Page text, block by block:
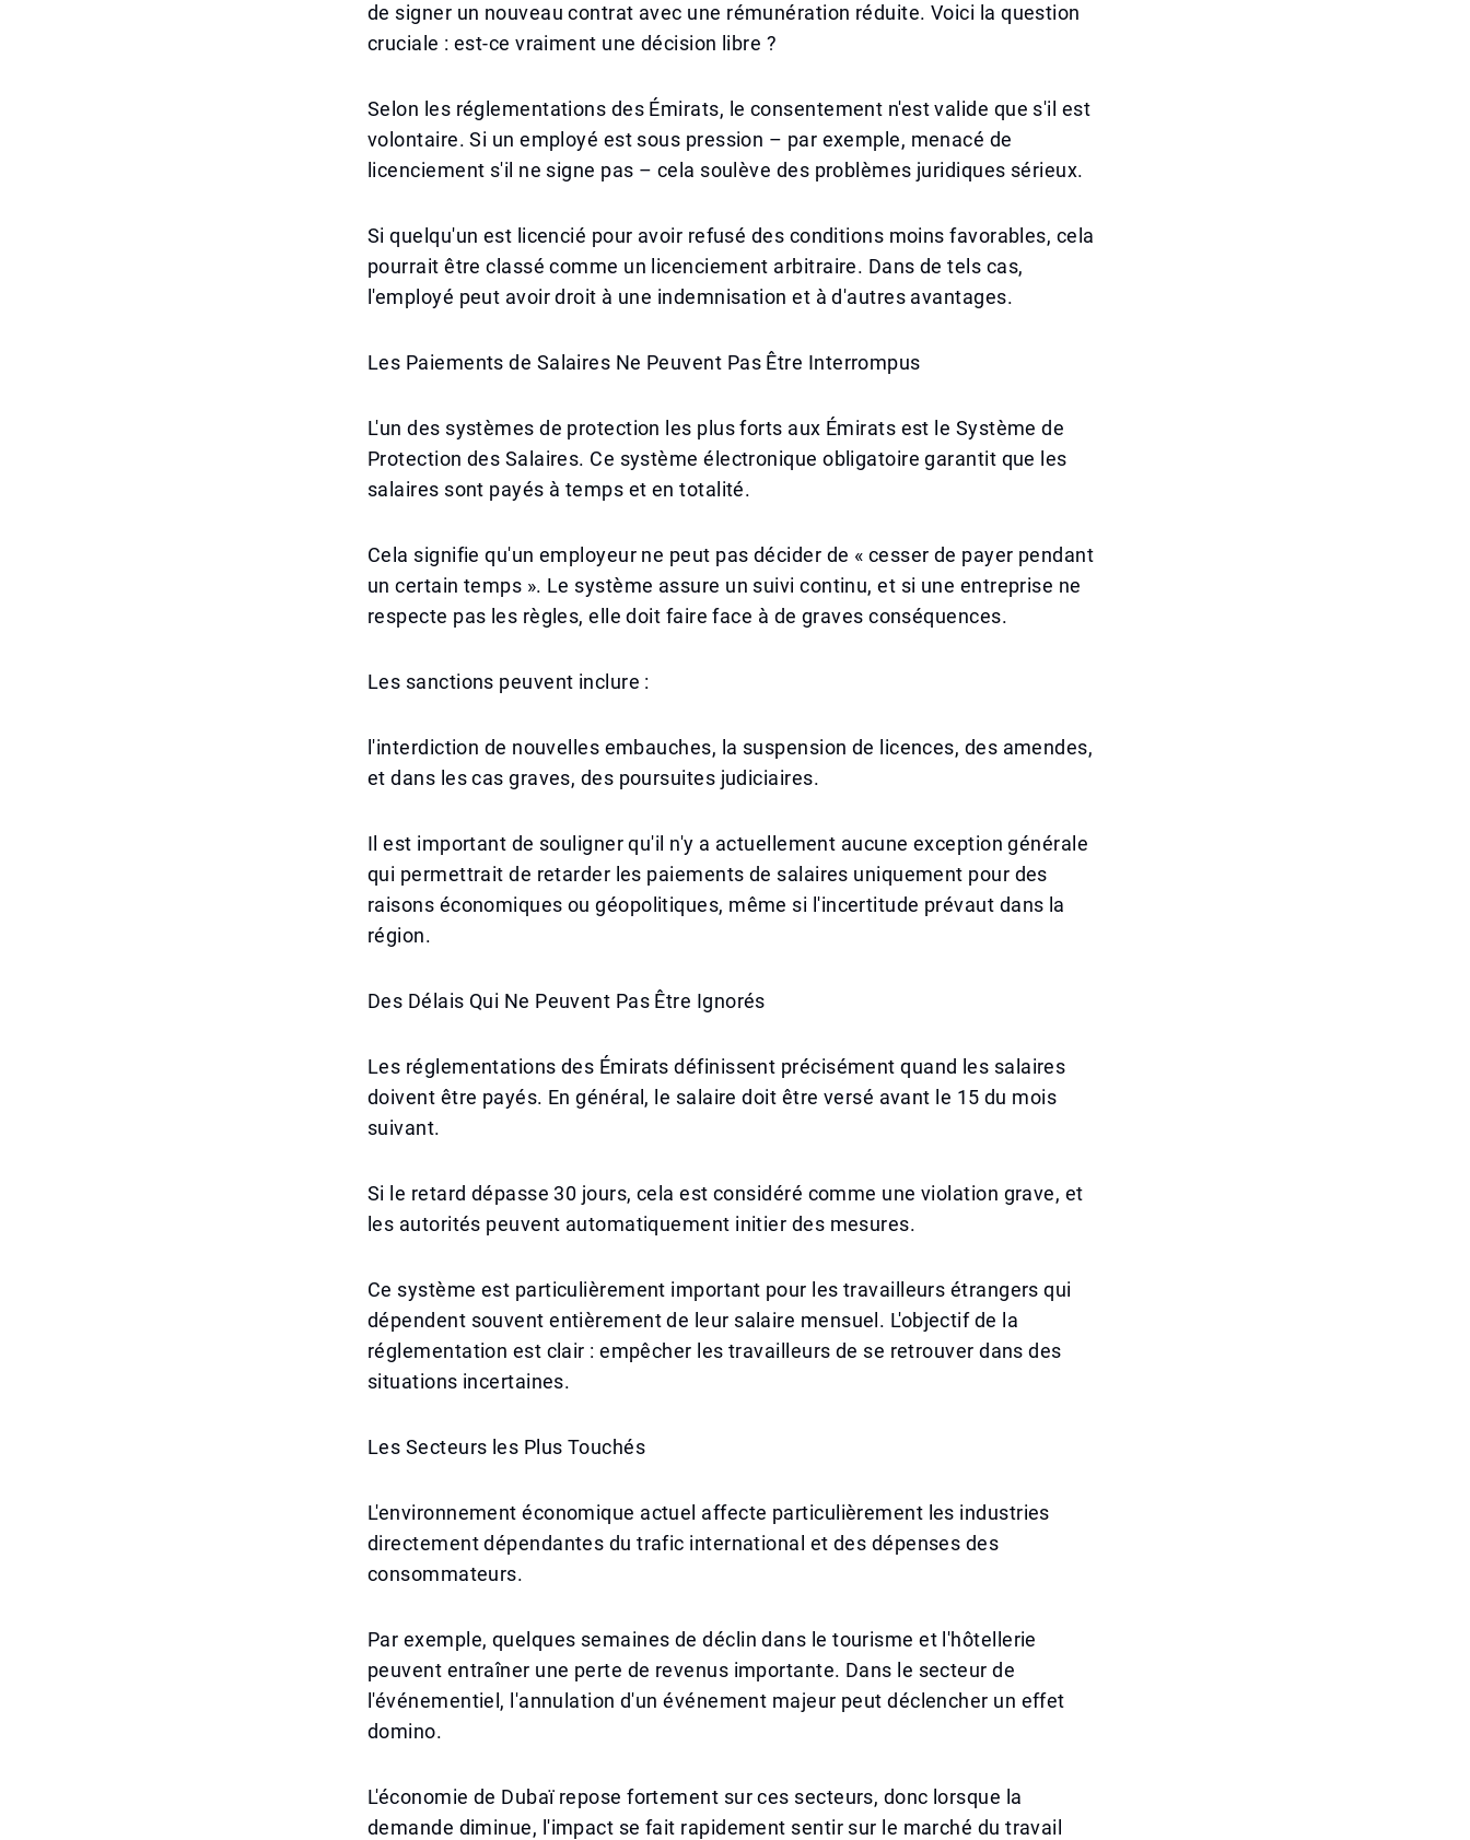
de signer un nouveau contrat avec une rémunération réduite. Voici la question
cruciale : est-ce vraiment une décision libre ?
Selon les réglementations des Émirats, le consentement n'est valide que s'il est
volontaire. Si un employé est sous pression – par exemple, menacé de
licenciement s'il ne signe pas – cela soulève des problèmes juridiques sérieux.
Si quelqu'un est licencié pour avoir refusé des conditions moins favorables, cela
pourrait être classé comme un licenciement arbitraire. Dans de tels cas,
l'employé peut avoir droit à une indemnisation et à d'autres avantages.
Les Paiements de Salaires Ne Peuvent Pas Être Interrompus
L'un des systèmes de protection les plus forts aux Émirats est le Système de
Protection des Salaires. Ce système électronique obligatoire garantit que les
salaires sont payés à temps et en totalité.
Cela signifie qu'un employeur ne peut pas décider de « cesser de payer pendant
un certain temps ». Le système assure un suivi continu, et si une entreprise ne
respecte pas les règles, elle doit faire face à de graves conséquences.
Les sanctions peuvent inclure :
l'interdiction de nouvelles embauches, la suspension de licences, des amendes,
et dans les cas graves, des poursuites judiciaires.
Il est important de souligner qu'il n'y a actuellement aucune exception générale
qui permettrait de retarder les paiements de salaires uniquement pour des
raisons économiques ou géopolitiques, même si l'incertitude prévaut dans la
région.
Des Délais Qui Ne Peuvent Pas Être Ignorés
Les réglementations des Émirats définissent précisément quand les salaires
doivent être payés. En général, le salaire doit être versé avant le 15 du mois
suivant.
Si le retard dépasse 30 jours, cela est considéré comme une violation grave, et
les autorités peuvent automatiquement initier des mesures.
Ce système est particulièrement important pour les travailleurs étrangers qui
dépendent souvent entièrement de leur salaire mensuel. L'objectif de la
réglementation est clair : empêcher les travailleurs de se retrouver dans des
situations incertaines.
Les Secteurs les Plus Touchés
L'environnement économique actuel affecte particulièrement les industries
directement dépendantes du trafic international et des dépenses des
consommateurs.
Par exemple, quelques semaines de déclin dans le tourisme et l'hôtellerie
peuvent entraîner une perte de revenus importante. Dans le secteur de
l'événementiel, l'annulation d'un événement majeur peut déclencher un effet
domino.
L'économie de Dubaï repose fortement sur ces secteurs, donc lorsque la
demande diminue, l'impact se fait rapidement sentir sur le marché du travail